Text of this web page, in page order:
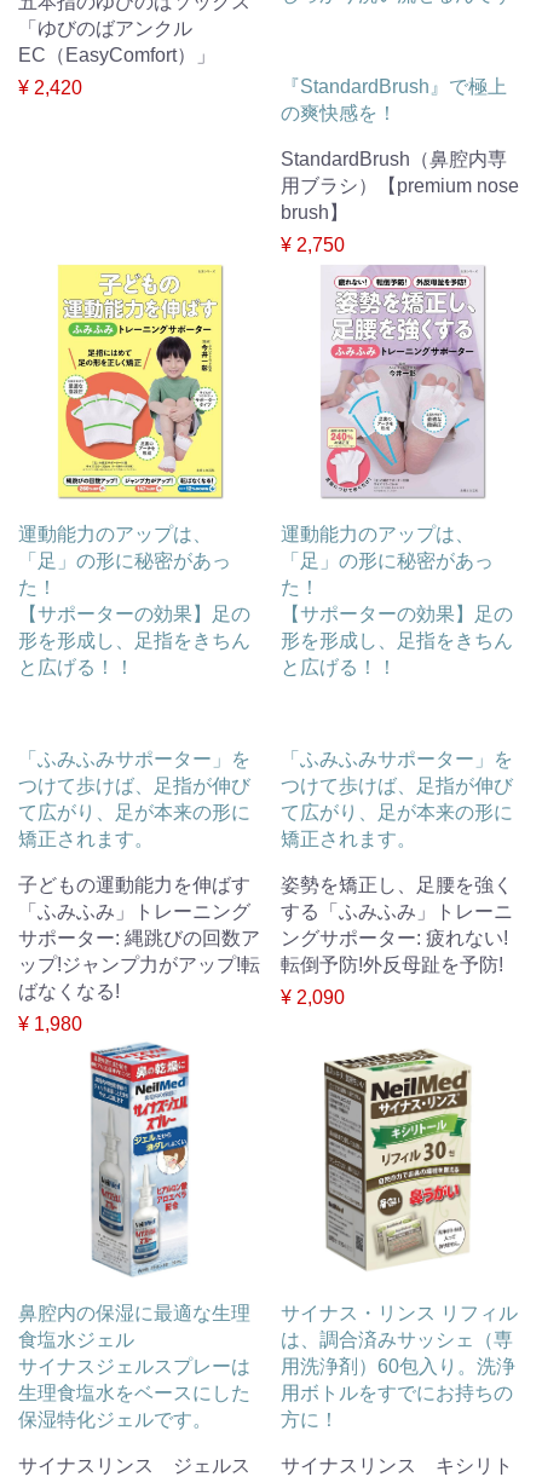
「ゆびのばアンクル
EC（EasyComfort）」
¥ 2,420
『StandardBrush』で極上
の爽快感を！
StandardBrush（鼻腔内専
用ブラシ）【premium nose
brush】
¥ 2,750
運動能力のアップは、
「足」の形に秘密があっ
た！
【サポーターの効果】足の
形を形成し、足指をきちん
と広げる！！
「ふみふみサポーター」を
つけて歩けば、足指が伸び
て広がり、足が本来の形に
矯正されます。
子どもの運動能力を伸ばす
「ふみふみ」トレーニング
サポーター: 縄跳びの回数ア
ップ!ジャンプ力がアップ!転
ばなくなる!
¥ 1,980
運動能力のアップは、
「足」の形に秘密があっ
た！
【サポーターの効果】足の
形を形成し、足指をきちん
と広げる！！
「ふみふみサポーター」を
つけて歩けば、足指が伸び
て広がり、足が本来の形に
矯正されます。
姿勢を矯正し、足腰を強く
する「ふみふみ」トレーニ
ングサポーター: 疲れない!
転倒予防!外反母趾を予防!
¥ 2,090
鼻腔内の保湿に最適な生理
食塩水ジェル
サイナスジェルスプレーは
生理食塩水をベースにした
保湿特化ジェルです。
サイナスリンス ジェルス
サイナス・リンス リフィル
は、調合済みサッシェ（専
用洗浄剤）60包入り。洗浄
用ボトルをすでにお持ちの
方に！
サイナスリンス キシリト